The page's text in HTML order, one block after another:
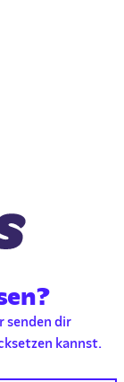
senden dir
kannst.